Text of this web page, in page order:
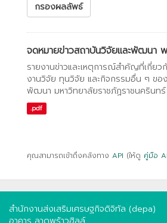
กรองผลลัพธ์
จดหมายข่าวสถาบันวิจัยและพัฒนา
รายงานข่าวและเหตุการณ์สำคัญที่เกี่ย
งานวิจัย ทุนวิจัย และกิจกรรมอื่น ๆ ขอ
พัฒนา มหาวิทยาลัยราชภัฏราชนครินทร์
.pdf
คุณสามารถเข้าถึงคลังทาง API (ให้ดู คู่มือ
สำนักงานส่งเสริมเศรษฐกิจดิจิทัล (depa)